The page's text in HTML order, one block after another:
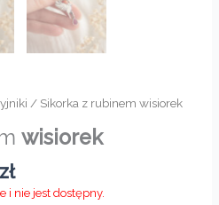
/ Sikorka z rubinem wisiorek
wisiorek
złZakres
cen:
i nie jest dostępny.